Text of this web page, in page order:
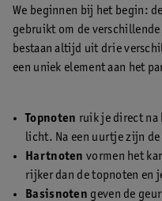
We beginnen bij het begin:
gebruikt om de
bestaan altijd uit drie
een uniek element aan het
Topnoten ruik je direct na
licht. Na een uurtje zijn
Hartnoten vormen het
rijker dan de topnoten en
Basisnoten geven de